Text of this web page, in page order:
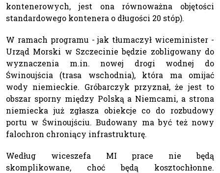
kontenerowych, jest ona równoważna objętości
standardowego kontenera o długości 20 stóp).
W ramach programu - jak tłumaczył wiceminister -
Urząd Morski w Szczecinie będzie zobligowany do
wyznaczenia m.in. nowej drogi wodnej do
Świnoujścia (trasa wschodnia), która ma omijać
wody niemieckie. Gróbarczyk przyznał, że jest to
obszar sporny między Polską a Niemcami, a strona
niemiecka już zgłasza obiekcje co do rozbudowy
portu w Świnoujściu. Budowany ma być też nowy
falochron chroniący infrastrukturę.
Według wiceszefa MI prace nie będą
skomplikowane, choć będą kosztochłonne.